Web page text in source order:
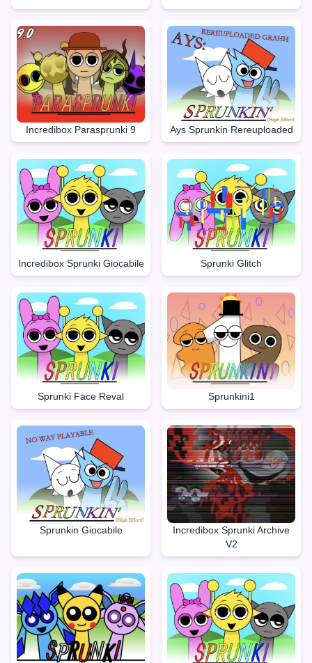
Incredibox Parasprunki 9 Ays Sprunkin Rereuploaded
Incredibox Sprunki Giocabile Sprunki Glitch
Sprunki Face Reval Sprunkini1
Sprunkin Giocabile
Incredibox Sprunki Archive
V2